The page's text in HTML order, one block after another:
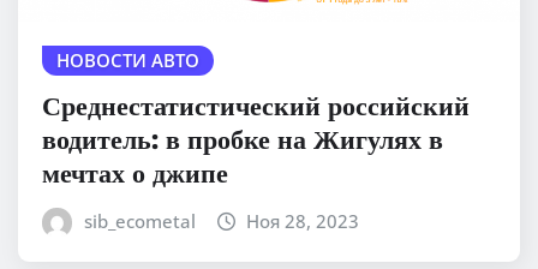
НОВОСТИ АВТО
Среднестатистический российский
водитель: в пробке на Жигулях в
мечтах о джипе
sib_ecometal Ноя 28, 2023